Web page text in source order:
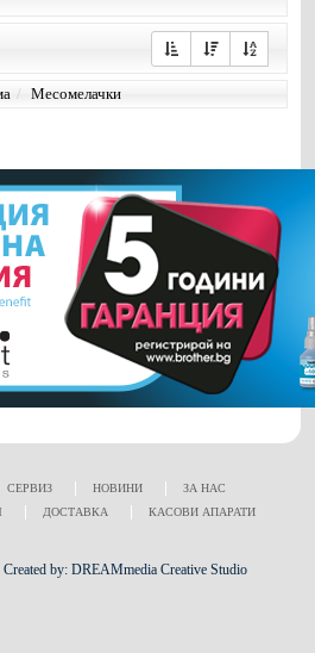
Месомелачки
СЕРВИЗ НОВИНИ
ЗА НАС
ДОСТАВКА КАСОВИ АПАРАТИ
Created by: DREAMmedia Creative Studio